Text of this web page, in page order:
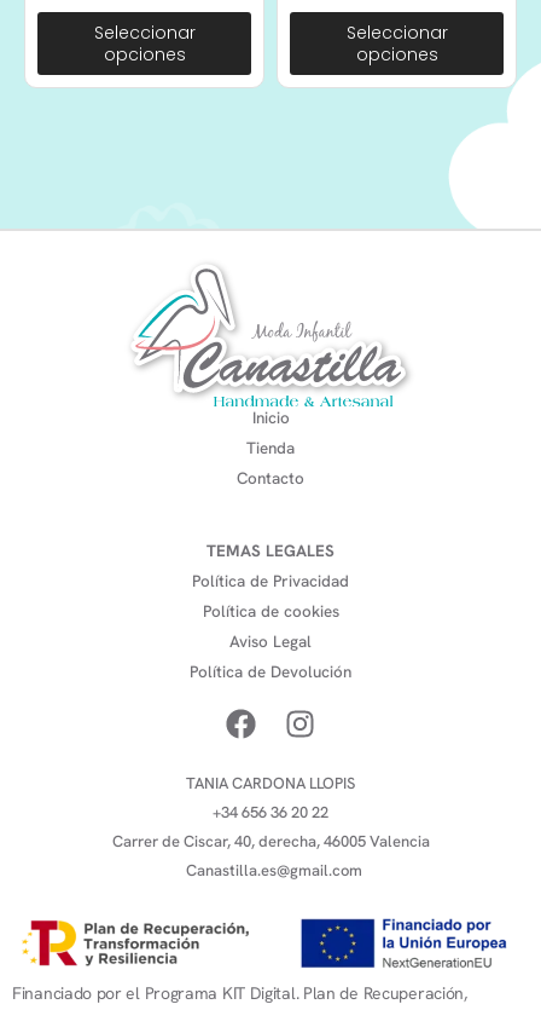
Seleccionar
opciones
Seleccionar
opciones
Inicio
Tienda
Contacto
TEMAS LEGALES
Política de Privacidad
Política de cookies
Aviso Legal
Política de Devolución
TANIA CARDONA LLOPIS
+34 656 36 20 22
Carrer de Ciscar, 40, derecha, 46005 Valencia
Canastilla.es@gmail.com
Financiado por el Programa KIT Digital. Plan de Recuperación,